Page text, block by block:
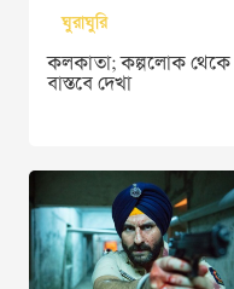
ঘুরাঘুরি
কলকাতা; কল্পলোক থেকে
বাস্তবে দেখা